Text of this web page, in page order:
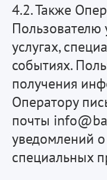
4.2. Также
Пользователю
услугах,
событиях.
получения
Оператору
почты
уведомлений
специальных